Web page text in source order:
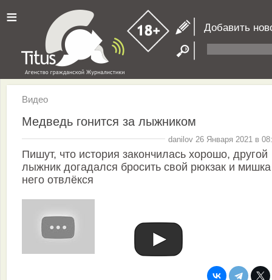
≡ Добавить
Видео
Медведь гонится за лыжником
danilov 26 Января 2021 в
Пишут, что история закончилась хорошо, другой
лыжник догадался бросить свой рюкзак и
него отвлёкся